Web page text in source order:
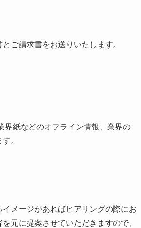
ご請求書をお送りいたします。
界紙などのオフライン情報、業界の
。
メージがあればヒアリングの際にお
元に提案させていただきますので、